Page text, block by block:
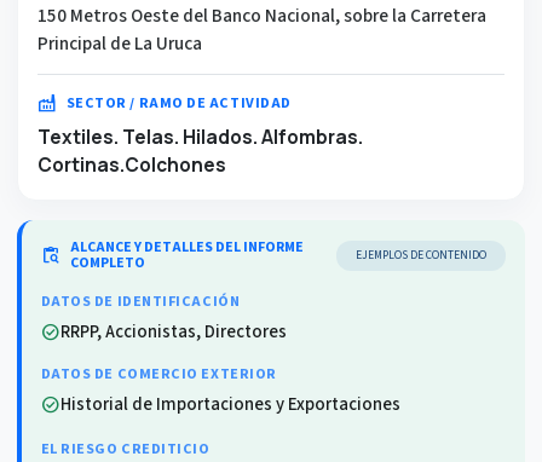
150 Metros Oeste del Banco Nacional, sobre la Carretera
Principal de La Uruca
factory SECTOR / RAMO DE ACTIVIDAD
Textiles. Telas. Hilados. Alfombras.
Cortinas.Colchones
content_paste_search ALCANCE Y DETALLES DEL INFORME
COMPLETO EJEMPLOS DE CONTENIDO
DATOS DE IDENTIFICACIÓN
check_circleRRPP, Accionistas, Directores
DATOS DE COMERCIO EXTERIOR
check_circleHistorial de Importaciones y Exportaciones
EL RIESGO CREDITICIO